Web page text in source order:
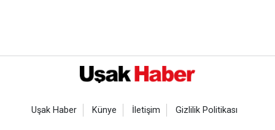
Uşak Haber Künye İletişim Gizlilik Politikası